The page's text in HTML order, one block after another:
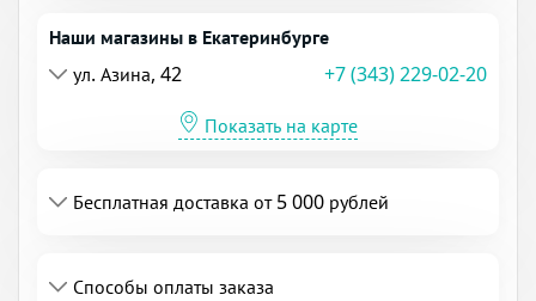
Наши магазины в Екатеринбурге
ул. Азина, 42
+7 (343) 229-02-20
Показать на карте
Бесплатная доставка от 5 000 рублей
Способы оплаты заказа